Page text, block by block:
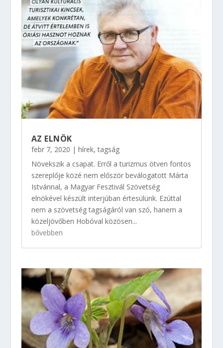
AZ ELNÖK
febr 7, 2020 | hírek,tagság
Növekszik a csapat. Erről a turizmus ötven fontos
szereplője közé nem először beválogatott Márta
Istvánnal, a Magyar Fesztivál Szövetség
elnökével készült interjúban értesülünk. Ezúttal
nem a szövetség tagságáról van szó, hanem a
közeljövőben Hobóval közösen...
bővebben